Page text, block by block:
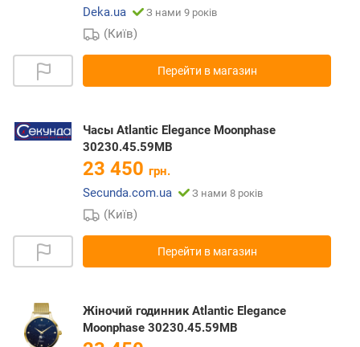
Deka.ua
З нами 9 років
(Київ)
Перейти в магазин
Часы Atlantic Elegance Moonphase
30230.45.59MB
23 450 грн.
Secunda.com.ua
З нами 8 років
(Київ)
Перейти в магазин
Жіночий годинник Atlantic Elegance
Moonphase 30230.45.59MB